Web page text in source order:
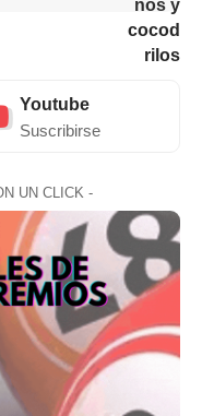
Youtube
Suscribirse
UN CLICK -